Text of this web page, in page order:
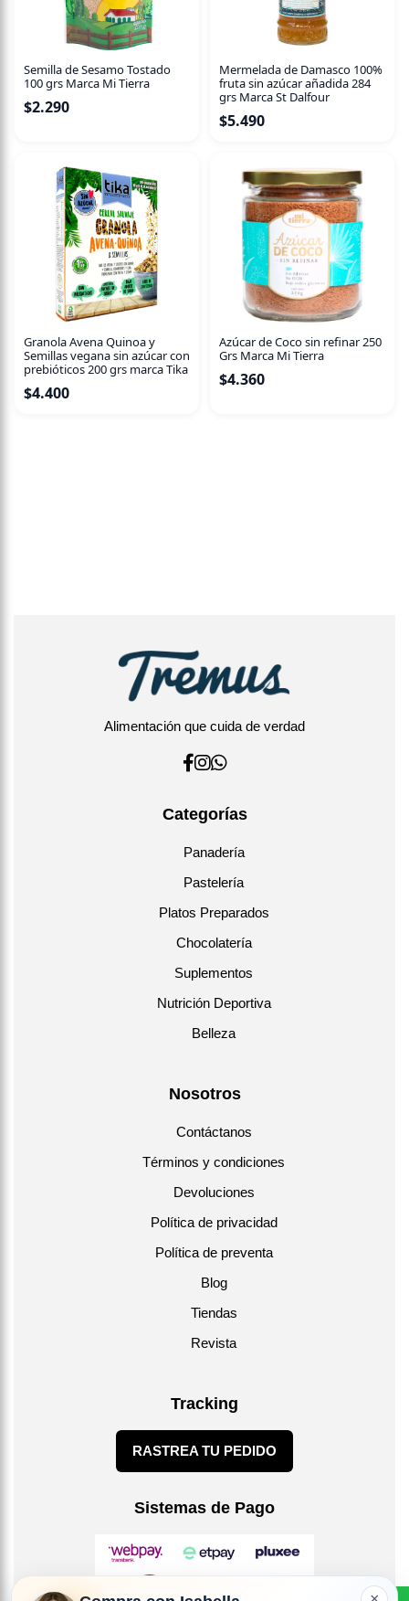
Semilla de Sesamo Tostado
100 grs Marca Mi Tierra
$2.290
Mermelada de Damasco 100%
fruta sin azúcar añadida 284
grs Marca St Dalfour
$5.490
Granola Avena Quinoa y
Semillas vegana sin azúcar con
prebióticos 200 grs marca Tika
$4.400
Azúcar de Coco sin refinar 250
Grs Marca Mi Tierra
$4.360
Alimentación que cuida de verdad
Categorías
Panadería
Pastelería
Platos Preparados
Chocolatería
Suplementos
Nutrición Deportiva
Belleza
Nosotros
Contáctanos
Términos y condiciones
Devoluciones
Política de privacidad
Política de preventa
Blog
Tiendas
Revista
Tracking
RASTREA TU PEDIDO
Sistemas de Pago